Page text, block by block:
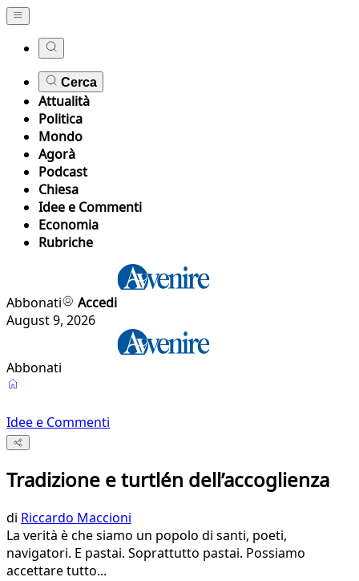
Cerca
Attualità
Politica
Mondo
Agorà
Podcast
Chiesa
Idee e Commenti
Economia
Rubriche
Abbonati
Accedi
August 9, 2026
Abbonati
Idee e Commenti
Tradizione e turtlén dell’accoglienza
di Riccardo Maccioni
La verità è che siamo un popolo di santi, poeti,
navigatori. E pastai. Soprattutto pastai. Possiamo
accettare tutto...